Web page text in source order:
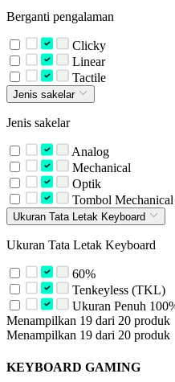
Berganti pengalaman
Clicky
Linear
Tactile
Jenis sakelar
Jenis sakelar
Analog
Mechanical
Optik
Tombol Mechanical
Ukuran Tata Letak Keyboard
Ukuran Tata Letak Keyboard
60%
Tenkeyless (TKL)
Ukuran Penuh
Menampilkan 19 dari 20 produk
Menampilkan 19 dari 20 produk
KEYBOARD GAMING